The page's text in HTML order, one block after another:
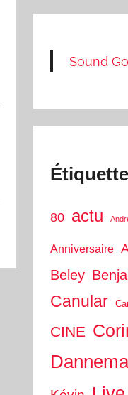
Sound Go
80 actu
Anniversaire
Beley
Canular
CINE